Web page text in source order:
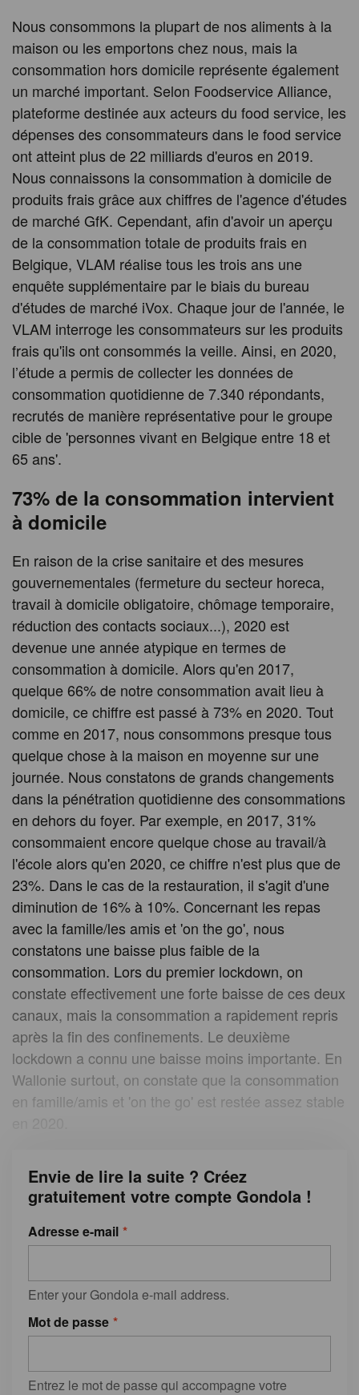
Nous consommons la plupart de nos aliments à la
maison ou les emportons chez nous, mais la
consommation hors domicile représente également
un marché important. Selon Foodservice Alliance,
plateforme destinée aux acteurs du food service, les
dépenses des consommateurs dans le food service
ont atteint plus de 22 milliards d'euros en 2019.
Nous connaissons la consommation à domicile de
produits frais grâce aux chiffres de l'agence d'études
de marché GfK. Cependant, afin d'avoir un aperçu
de la consommation totale de produits frais en
Belgique, VLAM réalise tous les trois ans une
enquête supplémentaire par le biais du bureau
d'études de marché iVox. Chaque jour de l'année, le
VLAM interroge les consommateurs sur les produits
frais qu'ils ont consommés la veille. Ainsi, en 2020,
l’étude a permis de collecter les données de
consommation quotidienne de 7.340 répondants,
recrutés de manière représentative pour le groupe
cible de 'personnes vivant en Belgique entre 18 et
65 ans'.
73% de la consommation intervient
à domicile
En raison de la crise sanitaire et des mesures
gouvernementales (fermeture du secteur horeca,
travail à domicile obligatoire, chômage temporaire,
réduction des contacts sociaux...), 2020 est
devenue une année atypique en termes de
consommation à domicile. Alors qu'en 2017,
quelque 66% de notre consommation avait lieu à
domicile, ce chiffre est passé à 73% en 2020. Tout
comme en 2017, nous consommons presque tous
quelque chose à la maison en moyenne sur une
journée. Nous constatons de grands changements
dans la pénétration quotidienne des consommations
en dehors du foyer. Par exemple, en 2017, 31%
consommaient encore quelque chose au travail/à
l'école alors qu'en 2020, ce chiffre n'est plus que de
23%. Dans le cas de la restauration, il s'agit d'une
diminution de 16% à 10%. Concernant les repas
avec la famille/les amis et 'on the go', nous
constatons une baisse plus faible de la
consommation. Lors du premier lockdown, on
constate effectivement une forte baisse de ces deux
canaux, mais la consommation a rapidement repris
après la fin des confinements. Le deuxième
lockdown a connu une baisse moins importante. En
Wallonie surtout, on constate que la consommation
en famille/amis et 'on the go' est restée assez stable
Envie de lire la suite ? Créez
gratuitement votre compte Gondola !
Adresse e-mail
Enter your Gondola e-mail address.
Mot de passe
Entrez le mot de passe qui accompagne votre